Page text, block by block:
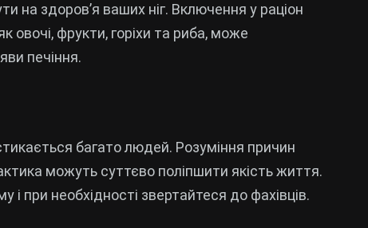
на здоров’я ваших ніг. Включення у раціон
овочі, фрукти, горіхи та риба, може
печіння.
багато людей. Розуміння причин
можуть суттєво поліпшити якість життя.
і при необхідності звертайтеся до фахівців.